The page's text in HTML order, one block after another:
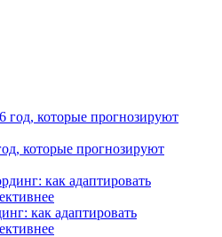
которые прогнозируют
как адаптировать